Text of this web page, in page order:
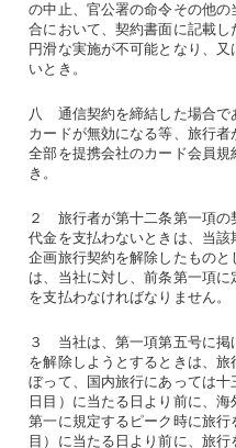
の中止、官公署の命令その他
合において、契約書面に記載
円滑な実施が不可能となり、
いとき。
八 通信契約を締結した場合で
カードが無効になる等、旅行
全部を提携会社のカード会員
き。
２ 旅行者が第十二条第一項の
代金を支払わないときは、当
企画旅行契約を解除したもの
は、当社に対し、前条第一項
を支払わなければなりません。
３ 当社は、第一項第五号に掲
を解除しようとするときは、
ぼって、国内旅行にあっては
日目）に当たる日より前に、
第一に規定するピーク時に旅
目）に当たる日より前に、旅